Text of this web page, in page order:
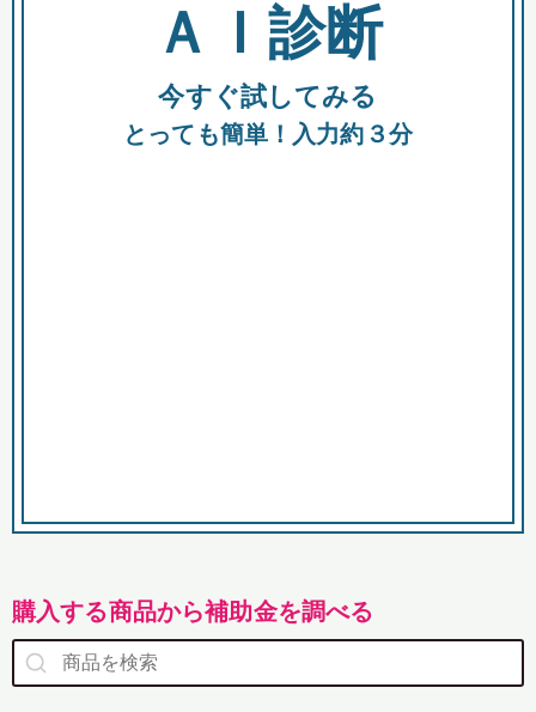
全国の検索結果を含めて表示
助成金 融資 出資
ＡＩ診断
今すぐ試してみる
とっても簡単！入力約３分
購入する商品から補助金を調べる